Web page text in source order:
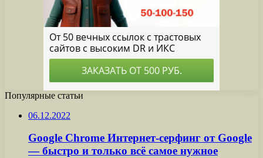
Популярные статьи
06.12.2022
Google Chrome Интернет-серфинг от Google
— быстро и только всё самое нужное